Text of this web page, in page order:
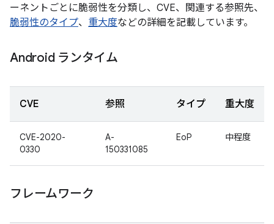
ーネントごとに脆弱性を分類し、CVE、関連する参照先、
脆弱性のタイプ、 重大度などの詳細を記載しています。
Android ランタイム
CVE 参照 タイプ 重大度
CVE-2020-
0330
A-
150331085
EoP 中程度
フレームワーク